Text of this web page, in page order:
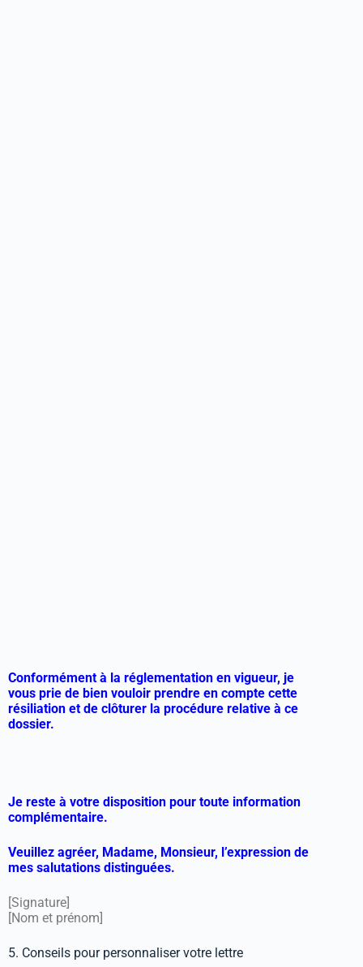
Conformément à la réglementation en vigueur, je
vous prie de bien vouloir prendre en compte cette
résiliation et de clôturer la procédure relative à ce
dossier.
Je reste à votre disposition pour toute information
complémentaire.
Veuillez agréer, Madame, Monsieur, l’expression de
mes salutations distinguées.
[Signature]
[Nom et prénom]
5. Conseils pour personnaliser votre lettre